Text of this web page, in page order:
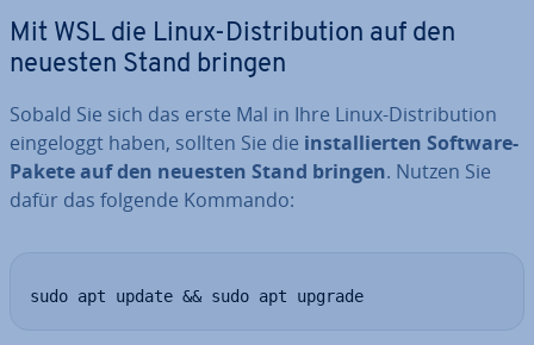
Mit WSL die Linux-Dis­tri­bu­ti­on auf den
neuesten Stand bringen
Sobald Sie sich das erste Mal in Ihre Linux-Dis­tri­bu­ti­on
ein­ge­loggt haben, sollten Sie die in­stal­lier­ten Software-
Pakete auf den neuesten Stand bringen. Nutzen Sie
dafür das folgende Kommando:
sudo apt update && sudo apt upgrade